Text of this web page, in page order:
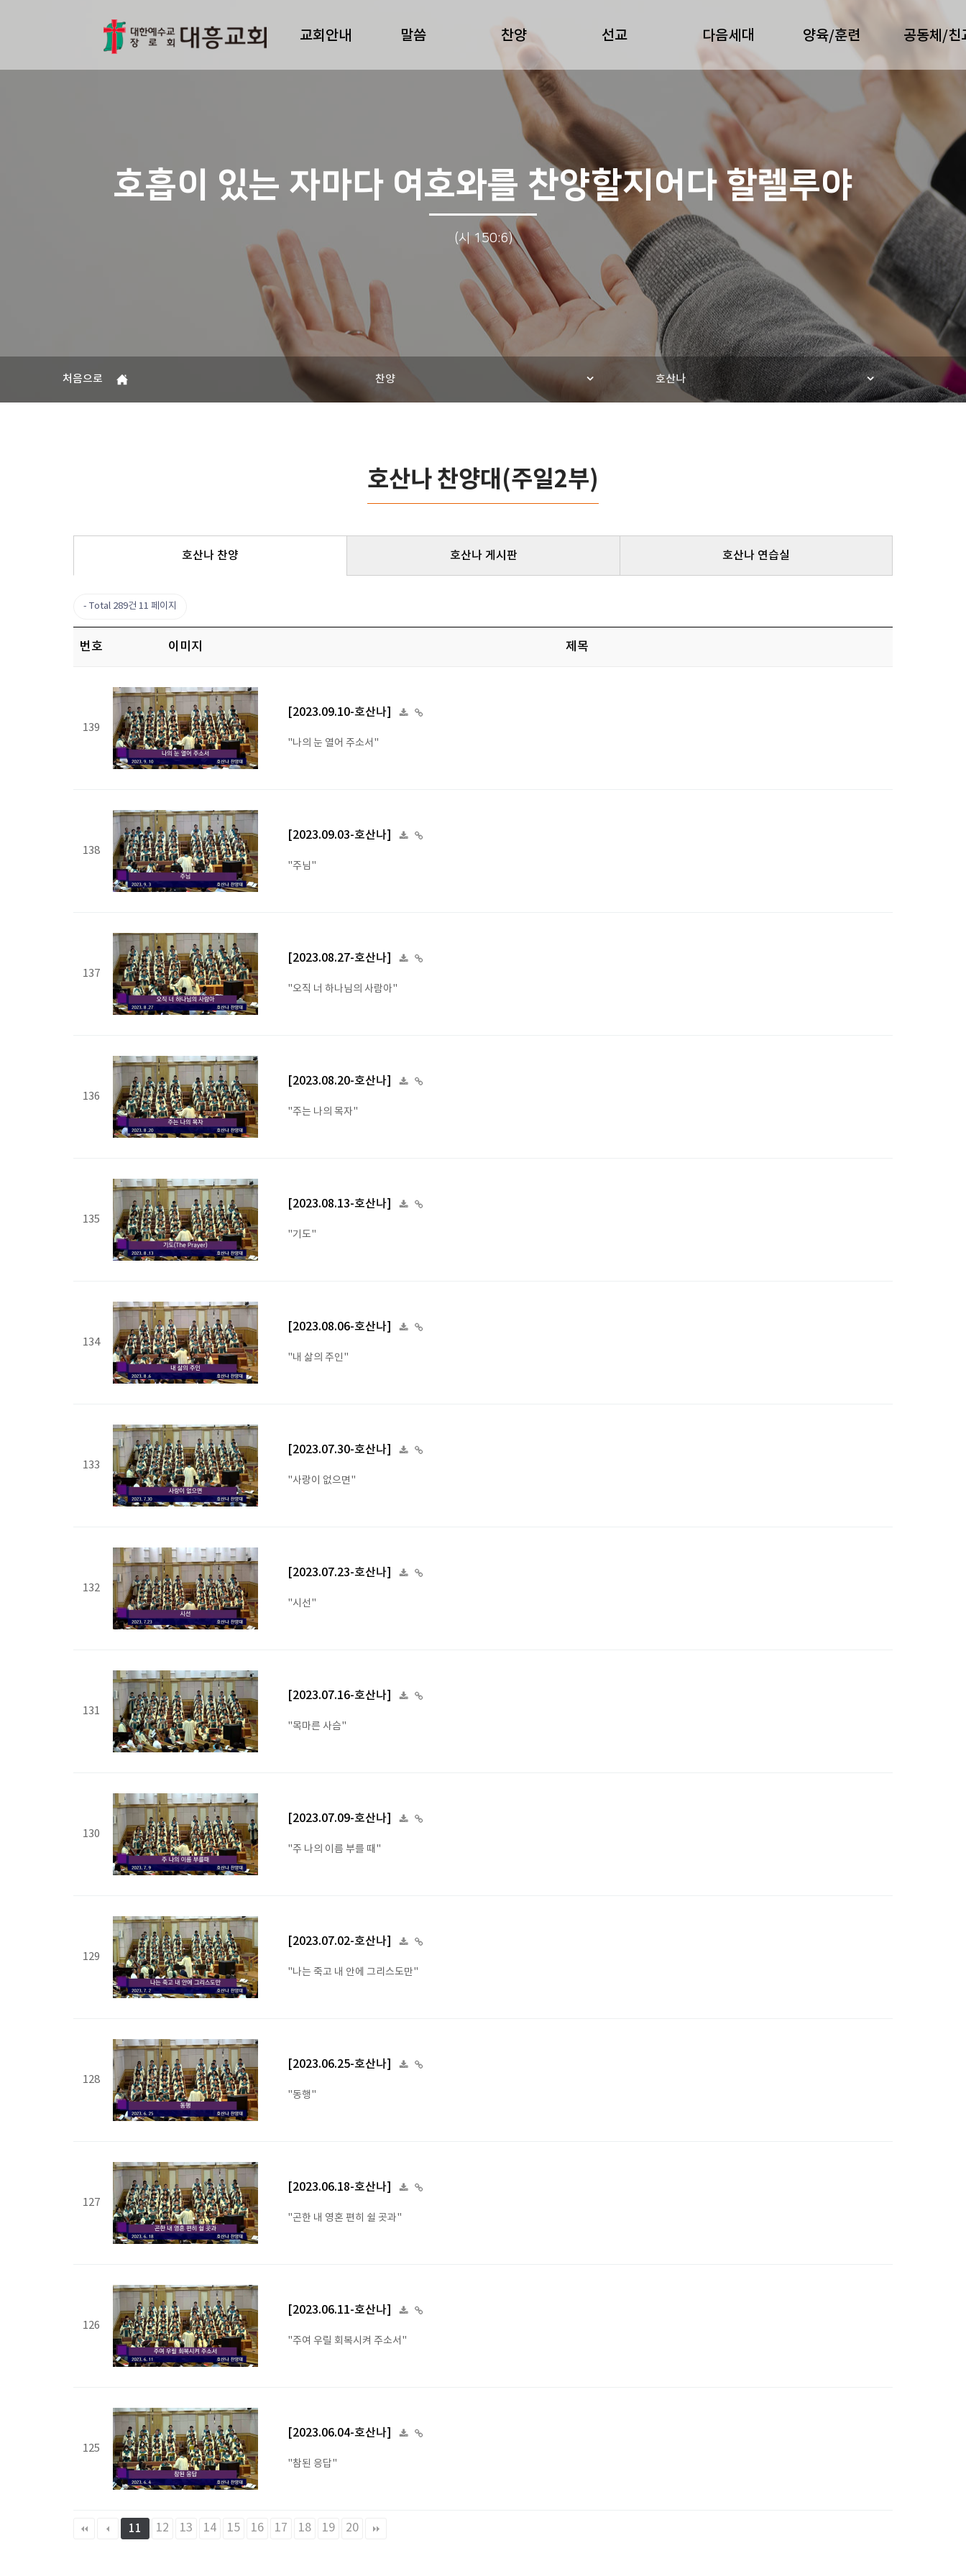
교회안내 말씀 찬양 선교 다음세대 양육/훈련 공동체/친
호흡이 있는 자마다 여호와를 찬양할지어다 할렐루야
(시 150:6)
처음으로 찬양 호산나
호산나 찬양대(주일2부)
호산나 찬양 호산나 게시판 호산나 연습실
Total 289건 11 페이지
번호 이미지 제목
139
[2023.09.10-호산나]
"나의 눈 열어 주소서"
138
[2023.09.03-호산나]
"주님"
137
[2023.08.27-호산나]
"오직 너 하나님의 사람아"
136
[2023.08.20-호산나]
"주는 나의 목자"
135
[2023.08.13-호산나]
"기도"
134
[2023.08.06-호산나]
"내 삶의 주인"
133
[2023.07.30-호산나]
"사랑이 없으면"
132
[2023.07.23-호산나]
"시선"
131
[2023.07.16-호산나]
"목마른 사슴"
130
[2023.07.09-호산나]
"주 나의 이름 부를 때"
129
[2023.07.02-호산나]
"나는 죽고 내 안에 그리스도만"
128
[2023.06.25-호산나]
"동행"
127
[2023.06.18-호산나]
"곤한 내 영혼 편히 쉴 곳과"
126
[2023.06.11-호산나]
"주여 우릴 회복시켜 주소서"
125
[2023.06.04-호산나]
"참된 응답"
11 12 13 14 15 16 17 18 19 20